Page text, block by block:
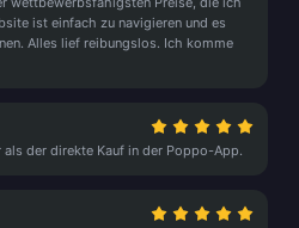
ist einfach zu navigieren und es
Alles lief reibungslos. Ich komme
als der direkte Kauf in der Poppo-App.